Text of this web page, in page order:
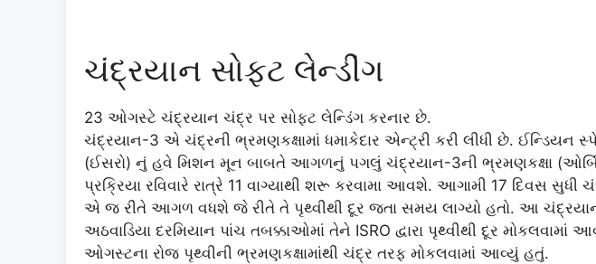
ચંદ્રયાન સોફટ લેન્ડીંગ
23 ઓગસ્ટે ચંદ્રયાન ચંદ્ર પર સોફ્ટ લેન્ડિંગ કરનાર છે.
ચંદ્રયાન-3 એ ચંદ્રની ભ્રમણકક્ષામાં ધમાકેદાર એન્ટ્રી કરી લીધી છે. ઈન્ડિયન
(ઈસરો) નું હવે મિશન મૂન બાબતે આગળનું પગલું ચંદ્રયાન-3ની ભ્રમણકક્ષા
પ્રક્રિયા રવિવારે રાત્રે 11 વાગ્યાથી શરૂ કરવામા આવશે. આગામી 17 દિવસ સુધી
એ જ રીતે આગળ વધશે જે રીતે તે પૃથ્વીથી દૂર જતા સમય લાગ્યો હતો. આ
અઠવાડિયા દરમિયાન પાંચ તબક્કાઓમાં તેને ISRO દ્વારા પૃથ્વીથી દૂર
ઓગસ્ટના રોજ પૃથ્વીની ભ્રમણકક્ષામાંથી ચંદ્ર તરફ મોકલવામાં આવ્યું હતું.